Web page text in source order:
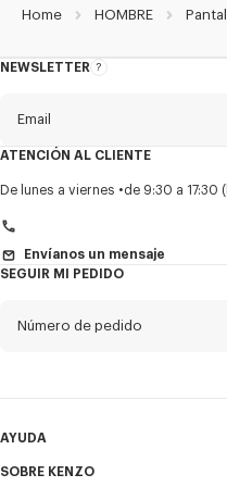
Home HOMBRE
NEWSLETTER
Acerca
Email
TítuloObligatorio
ATENCIÓN AL CLIENTE
De lunes a viernes de 9:30 a 17:30
Envíanos un mensaje
SEGUIR MI PEDIDO
Número de pedido
AYUDA
Mi Cuenta
SOBRE KENZO